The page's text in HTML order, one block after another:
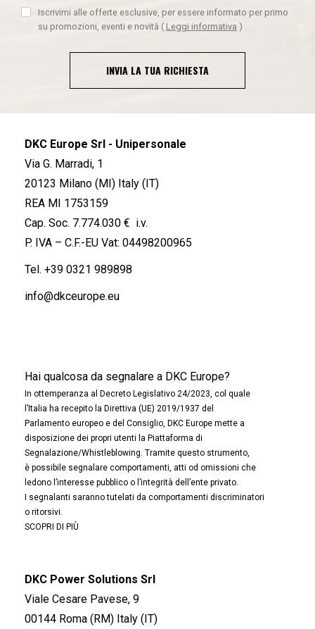
Iscrivimi alle offerte esclusive, per essere informato per primo
su promozioni, eventi e novità ( Leggi informativa )
INVIA LA TUA RICHIESTA
DKC Europe Srl - Unipersonale
Via G. Marradi, 1
20123 Milano (MI) Italy (IT)
REA MI 1753159
Cap. Soc. 7.774.030 € i.v.
P. IVA – C.F.-EU Vat: 04498200965
Tel. +39 0321 989898
info@dkceurope.eu
Hai qualcosa da segnalare a DKC Europe?
In ottemperanza al Decreto Legislativo 24/2023, col quale
l’Italia ha recepito la Direttiva (UE) 2019/1937 del
Parlamento europeo e del Consiglio, DKC Europe mette a
disposizione dei propri utenti la Piattaforma di
Segnalazione/Whistleblowing. Tramite questo strumento,
è possibile segnalare comportamenti, atti od omissioni che
ledono l’interesse pubblico o l’integrità dell’ente privato.
I segnalanti saranno tutelati da comportamenti discriminatori
o ritorsivi.
SCOPRI DI PIÙ
DKC Power Solutions Srl
Viale Cesare Pavese, 9
00144 Roma (RM) Italy (IT)